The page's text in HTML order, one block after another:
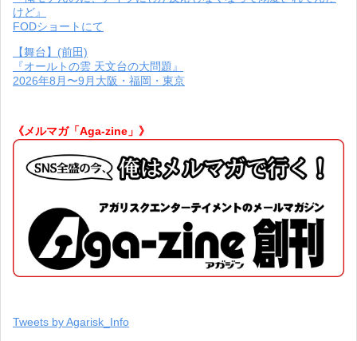
けど』
FODショートにて
【舞台】(前田)
『オールトの雲 天文台の大問題』
2026年8月〜9月大阪・福岡・東京
《メルマガ「Aga-zine」》
Tweets by Agarisk_Info